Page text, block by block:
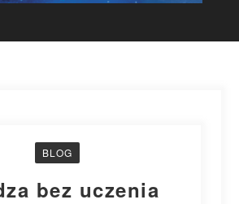
BLOG
bez uczenia